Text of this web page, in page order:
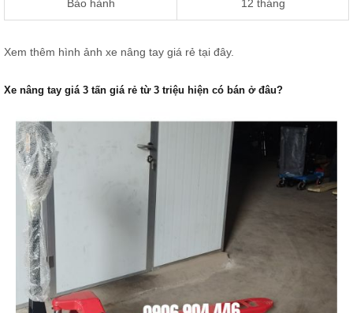
Bảo hành 12 tháng
Xem thêm hình ảnh xe nâng tay giá rẻ tại đây.
Xe nâng tay giá 3 tấn giá rẻ từ 3 triệu hiện có bán ở đâu?